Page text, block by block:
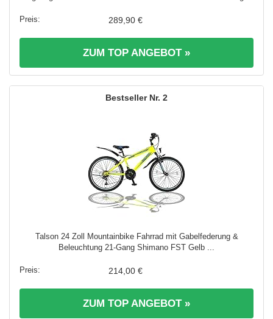
289,90 €
ZUM TOP ANGEBOT »
2
Talson 24 Zoll Mountainbike Fahrrad mit Gabelfederung &
Beleuchtung 21-Gang Shimano FST Gelb ...
214,00 €
ZUM TOP ANGEBOT »